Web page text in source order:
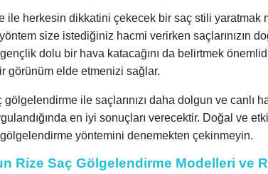
ile herkesin dikkatini çekecek bir saç stili yaratmak
size istediğiniz hacmi verirken saçlarınızın
dolu bir hava katacağını da belirtmek
görünüm elde etmenizi sağlar.
ile saçlarınızı daha dolgun ve canlı
en iyi sonuçları verecektir. Doğal ve
gölgelendirme yöntemini denemekten çekinmeyin.
Rize Saç Gölgelendirme Modelleri ve